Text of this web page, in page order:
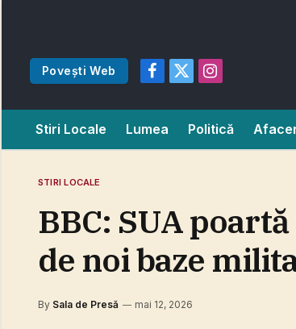
Povești Web
Facebook
X
Instagram
Stiri Locale Lumea Politică
STIRI LOCALE
BBC: SUA
de noi baze
By Sala de Presă mai 12, 2026